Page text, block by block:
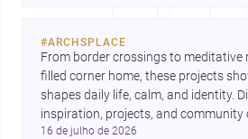
#ARCHSPLACE
From border crossings to meditative
filled corner home, these projects
shapes daily life, calm, and identity.
inspiration, projects, and community
16 de julho de 2026